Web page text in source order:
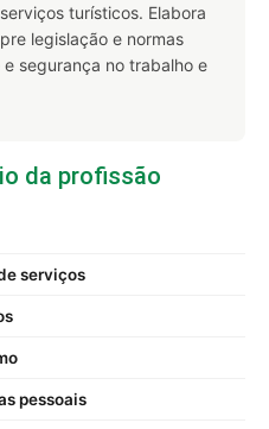
turísticos. Elabora
legislação e normas
segurança no trabalho e
da profissão
serviços
pessoais